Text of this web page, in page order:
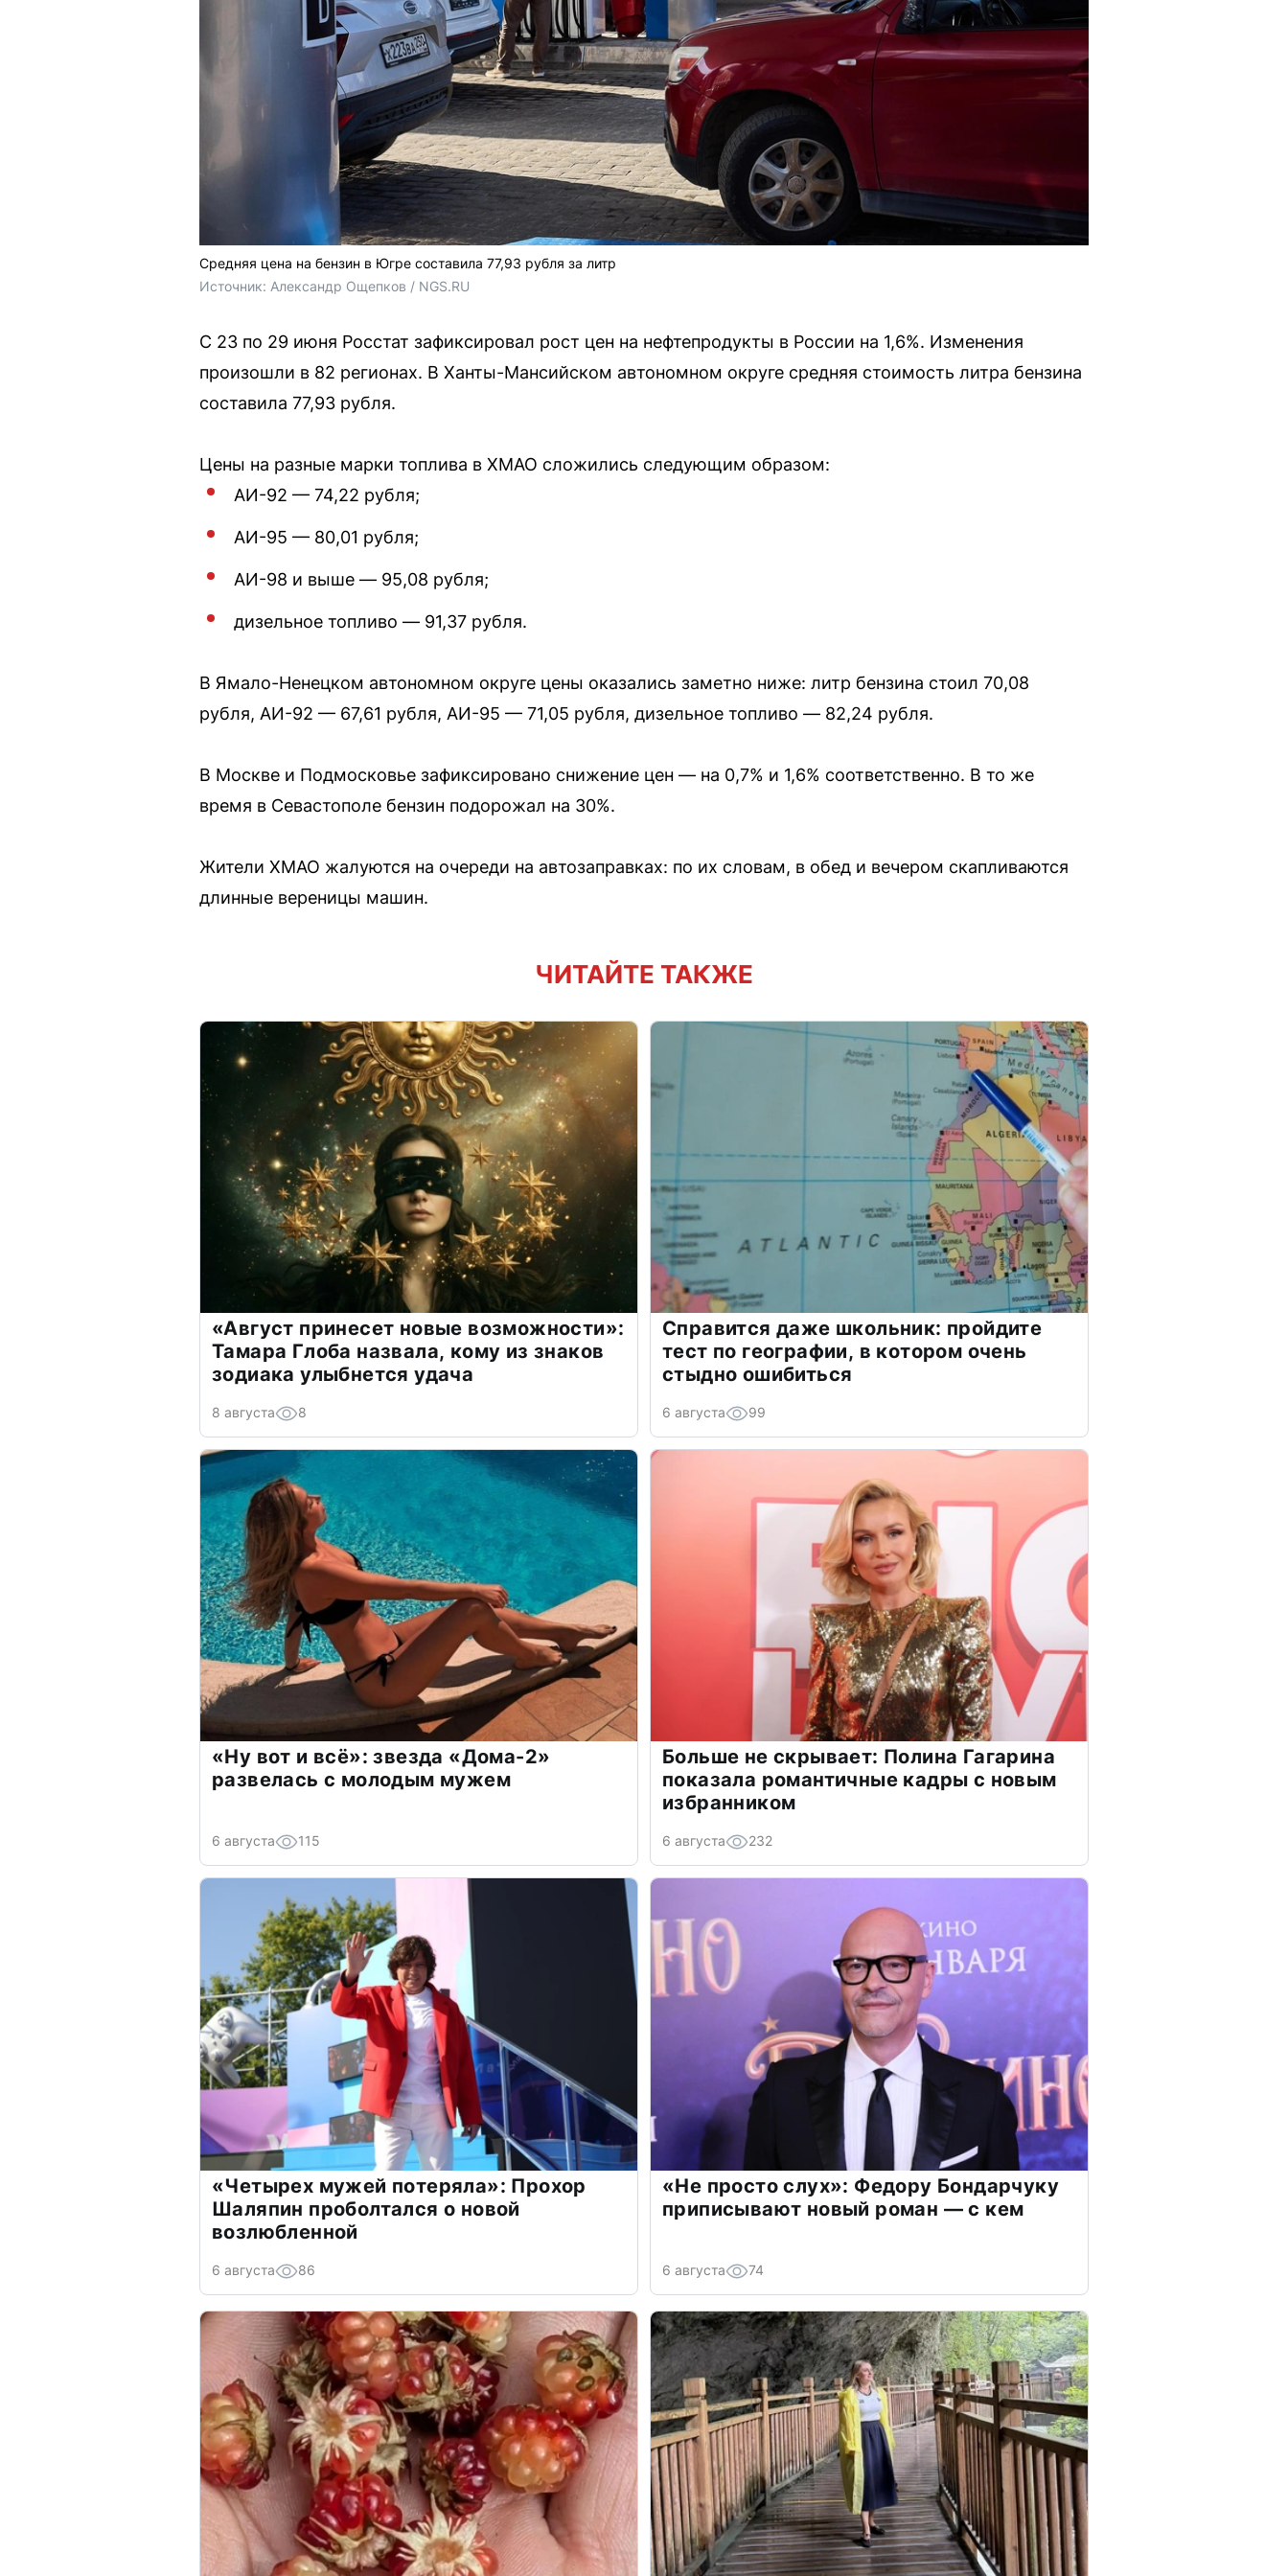
Средняя цена на бензин в Югре составила 77,93 рубля за литр
Источник: Александр Ощепков / NGS.RU
С 23 по 29 июня Росстат зафиксировал рост цен на нефтепродукты в России на 1,6%. Изменения
произошли в 82 регионах. В Ханты-Мансийском автономном округе средняя стоимость литра бензина
составила 77,93 рубля.
Цены на разные марки топлива в ХМАО сложились следующим образом:
АИ-92 — 74,22 рубля;
АИ-95 — 80,01 рубля;
АИ-98 и выше — 95,08 рубля;
дизельное топливо — 91,37 рубля.
В Ямало-Ненецком автономном округе цены оказались заметно ниже: литр бензина стоил 70,08
рубля, АИ-92 — 67,61 рубля, АИ-95 — 71,05 рубля, дизельное топливо — 82,24 рубля.
В Москве и Подмосковье зафиксировано снижение цен — на 0,7% и 1,6% соответственно. В то же
время в Севастополе бензин подорожал на 30%.
Жители ХМАО жалуются на очереди на автозаправках: по их словам, в обед и вечером скапливаются
длинные вереницы машин.
ЧИТАЙТЕ ТАКЖЕ
«Август принесет новые возможности»:
Тамара Глоба назвала, кому из знаков
зодиака улыбнется удача
8 августа 8
Справится даже школьник: пройдите
тест по географии, в котором очень
стыдно ошибиться
6 августа 99
«Ну вот и всё»: звезда «Дома-2»
развелась с молодым мужем
6 августа 115
Больше не скрывает: Полина Гагарина
показала романтичные кадры с новым
избранником
6 августа 232
«Четырех мужей потеряла»: Прохор
Шаляпин проболтался о новой
возлюбленной
6 августа 86
«Не просто слух»: Федору Бондарчуку
приписывают новый роман — с кем
6 августа 74